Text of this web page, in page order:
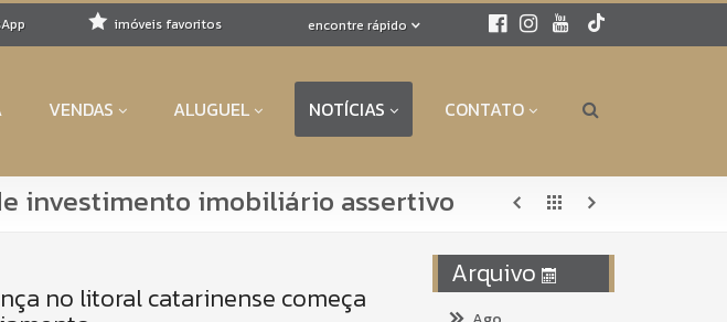
encontre rápido
imóveis favoritos
VENDAS ALUGUEL NOTÍCIAS CONTATO
investimento imobiliário assertivo
no litoral catarinense começa
Arquivo